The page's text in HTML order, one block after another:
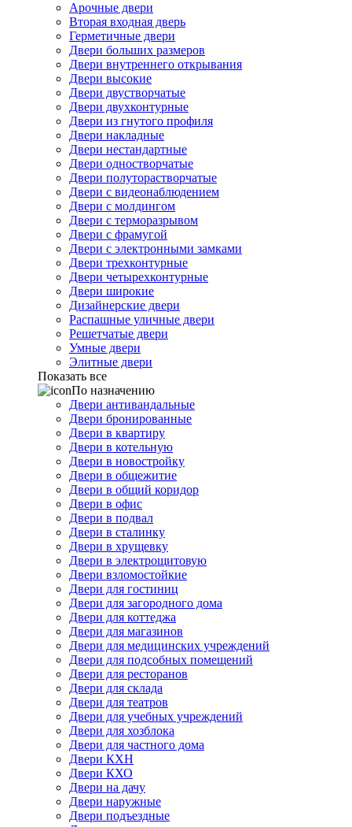
Арочные двери
Вторая входная дверь
Герметичные двери
Двери больших размеров
Двери внутреннего открывания
Двери высокие
Двери двустворчатые
Двери двухконтурные
Двери из гнутого профиля
Двери накладные
Двери нестандартные
Двери одностворчатые
Двери полуторастворчатые
Двери с видеонаблюдением
Двери с молдингом
Двери с терморазрывом
Двери с фрамугой
Двери с электронными замками
Двери трехконтурные
Двери четырехконтурные
Двери широкие
Дизайнерские двери
Распашные уличные двери
Решетчатые двери
Умные двери
Элитные двери
Показать все
По назначению
Двери антивандальные
Двери бронированные
Двери в квартиру
Двери в котельную
Двери в новостройку
Двери в общежитие
Двери в общий коридор
Двери в офис
Двери в подвал
Двери в сталинку
Двери в хрущевку
Двери в электрощитовую
Двери взломостойкие
Двери для гостиниц
Двери для загородного дома
Двери для коттеджа
Двери для магазинов
Двери для медицинских учреждений
Двери для подсобных помещений
Двери для ресторанов
Двери для склада
Двери для театров
Двери для учебных учреждений
Двери для хозблока
Двери для частного дома
Двери КХН
Двери КХО
Двери на дачу
Двери наружные
Двери подъездные